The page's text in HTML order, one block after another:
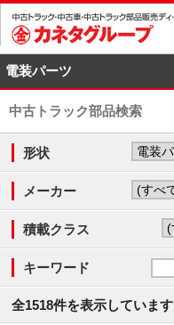
電装パーツ
中古トラック部品検索
形状
メーカー
積載クラス
キーワード
全1518件を表示しています